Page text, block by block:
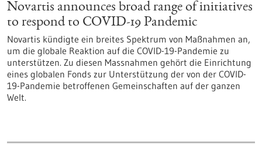
Novartis announces broad range of initiatives
to respond to COVID-19 Pandemic
Novartis kündigte ein breites Spektrum von Maßnahmen an,
um die globale Reaktion auf die COVID-19-Pandemie zu
unterstützen. Zu diesen Massnahmen gehört die Einrichtung
eines globalen Fonds zur Unterstützung der von der COVID-
19-Pandemie betroffenen Gemeinschaften auf der ganzen
Welt.